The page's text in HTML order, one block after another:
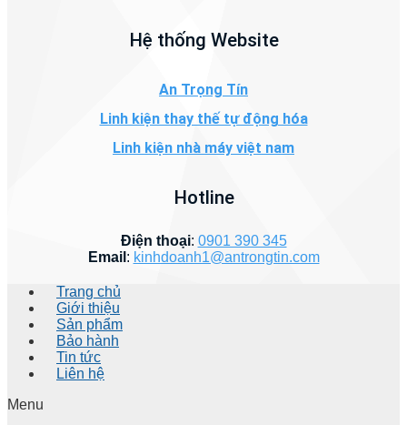
Hệ thống Website
An Trọng Tín
Linh kiện thay thế tự động hóa
Linh kiện nhà máy việt nam
Hotline
Điện thoại: 0901 390 345
Email : kinhdoanh1@antrongtin.com
Trang chủ
Giới thiệu
Sản phẩm
Bảo hành
Tin tức
Liên hệ
Menu